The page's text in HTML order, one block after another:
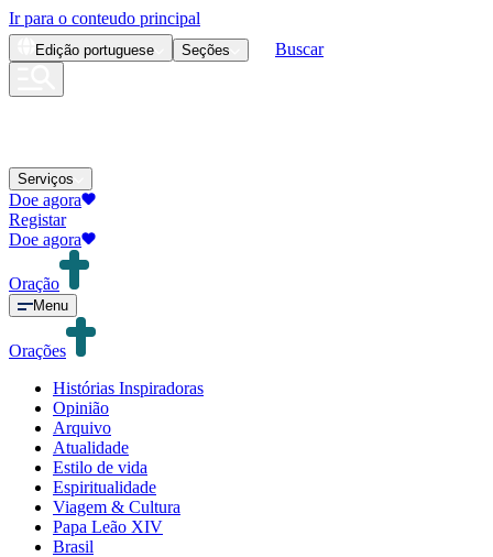
Ir para o conteudo principal
Edição portuguese Seções Buscar
Serviços
Doe agora
Registar
Doe agora
Oração
Menu
Orações
Histórias Inspiradoras
Opinião
Arquivo
Atualidade
Estilo de vida
Espiritualidade
Viagem & Cultura
Papa Leão XIV
Brasil